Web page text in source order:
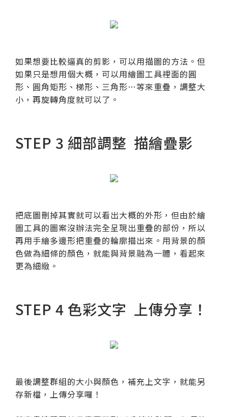
如果想要比較逼真的剪影，可以用描圖的方法。但
如果只是想用個大概，可以用繪圖工具裡面的圓
形、圓角矩形、梯形、三角形…等來重疊，調整大
小，再旋轉角度就可以了。
STEP 3 細部調整 描繪疊影
把底圖刪掉其實就可以看出大概的外形，但由於繪
圖工具的圖案沒辦法完全呈現出重疊的部份，所以
再用手繪多邊形把重疊的輪廓描出來。用背景的顏
色做為細條的顏色，就能與背景融為一體，看起來
更為細緻。
STEP 4 色彩文字 上傳分享！
最後調整群組的大小與顏色，補充上文字，就能另
存新檔，上傳分享囉！